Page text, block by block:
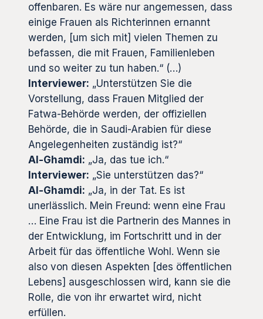
offenbaren. Es wäre nur angemessen, dass
einige Frauen als Richterinnen ernannt
werden, [um sich mit] vielen Themen zu
befassen, die mit Frauen, Familienleben
und so weiter zu tun haben.“ (…)
Interviewer: „Unterstützen Sie die
Vorstellung, dass Frauen Mitglied der
Fatwa-Behörde werden, der offiziellen
Behörde, die in Saudi-Arabien für diese
Angelegenheiten zuständig ist?“
Al-Ghamdi: „Ja, das tue ich.“
Interviewer: „Sie unterstützen das?“
Al-Ghamdi: „Ja, in der Tat. Es ist
unerlässlich. Mein Freund: wenn eine Frau
… Eine Frau ist die Partnerin des Mannes in
der Entwicklung, im Fortschritt und in der
Arbeit für das öffentliche Wohl. Wenn sie
also von diesen Aspekten [des öffentlichen
Lebens] ausgeschlossen wird, kann sie die
Rolle, die von ihr erwartet wird, nicht
erfüllen.